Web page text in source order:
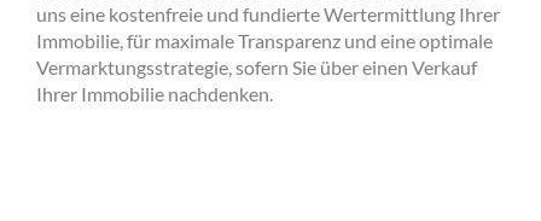
uns eine kostenfreie und fundierte Wertermittlung Ihrer
Immobilie, für maximale Transparenz und eine optimale
Vermarktungsstrategie, sofern Sie über einen Verkauf
Ihrer Immobilie nachdenken.